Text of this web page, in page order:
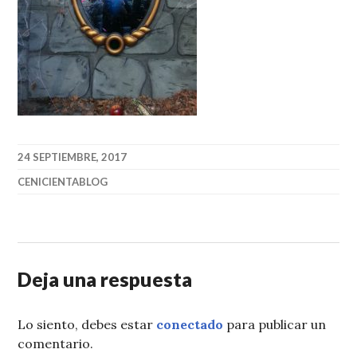
24 SEPTIEMBRE, 2017
CENICIENTABLOG
Deja una respuesta
Lo siento, debes estar conectado para publicar un
comentario.